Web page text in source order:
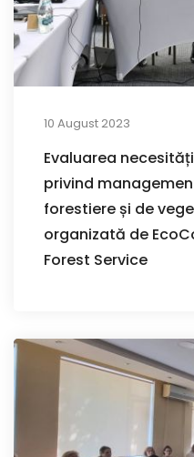
10 August 2023
Evaluarea
privind
forestiere și de
organizată de
Forest Service